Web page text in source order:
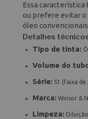
Essa
ou prefere evitar o
óleo
Detalhes
Tipo de tinta:
Volume do
Série: S1 (faixa de
Marca: Winsor &
Limpeza: